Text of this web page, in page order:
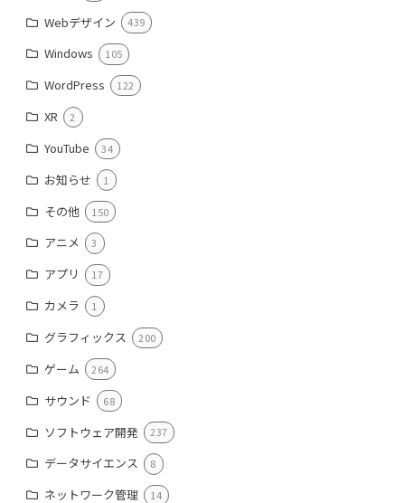
Webデザイン 439
Windows 105
WordPress 122
XR 2
YouTube 34
お知らせ 1
その他 150
アニメ 3
アプリ 17
カメラ 1
グラフィックス 200
ゲーム 264
サウンド 68
ソフトウェア開発 237
データサイエンス 8
ネットワーク管理 14